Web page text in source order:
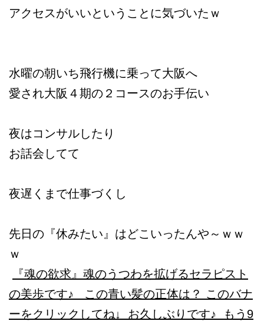
アクセスがいいということに気づいたｗ
水曜の朝いち飛行機に乗って大阪へ
愛され大阪４期の２コースのお手伝い
夜はコンサルしたり
お話会してて
夜遅くまで仕事づくし
先日の『休みたい』はどこいったんや～ｗｗ
ｗ
『魂の欲求』 魂のうつわを拡げるセラピスト
の美歩です♪ この青い髪の正体は？ このバナ
ーをクリックしてね↓ お久しぶりです♪ もう9